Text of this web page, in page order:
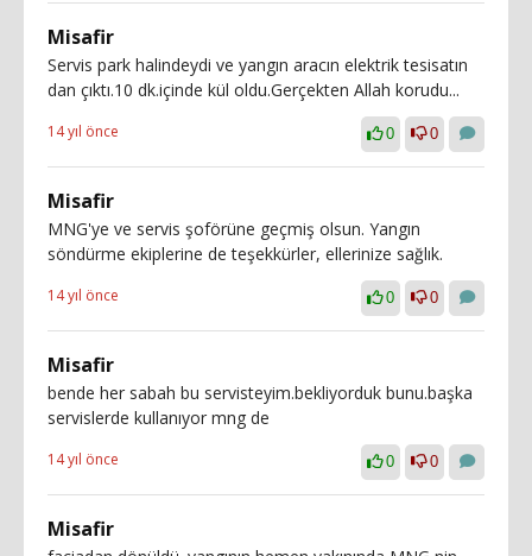
Misafir
Servis park halindeydi ve yangın aracın elektrik tesisatın
dan çıktı.10 dk.içinde kül oldu.Gerçekten Allah korudu...
14 yıl önce 0 0
Misafir
MNG'ye ve servis şoförüne geçmiş olsun. Yangın
söndürme ekiplerine de teşekkürler, ellerinize sağlık.
14 yıl önce 0 0
Misafir
bende her sabah bu servisteyim.bekliyorduk bunu.başka
servislerde kullanıyor mng de
14 yıl önce 0 0
Misafir